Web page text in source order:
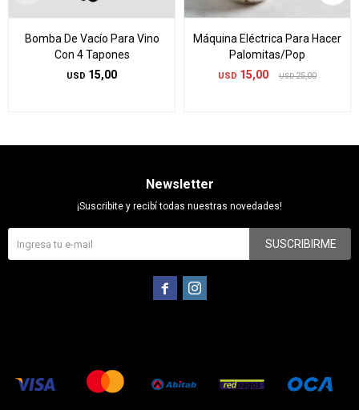
Bomba De Vacío Para Vino
Con 4 Tapones
USD 15,00
Máquina Eléctrica Para Hacer
Palomitas/Pop
USD 15,00 USD 25,00
Newsletter
¡Suscribite y recibí todas nuestras novedades!
SUSCRIBIRME
 